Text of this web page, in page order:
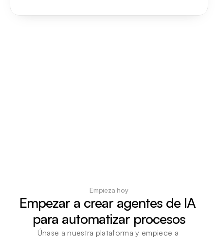
Empieza hoy
Empezar a crear agentes de IA
para automatizar procesos
Únase a nuestra plataforma y empiece a